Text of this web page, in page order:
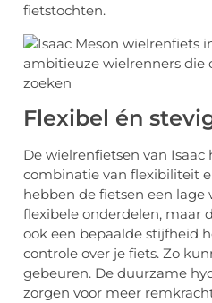
fietstochten.
Flexibel én
De wielrenfietsen van Isaac
combinatie van flexibiliteit
hebben de fietsen een lage
flexibele onderdelen, maar
ook een bepaalde stijfheid
controle over je fiets. Zo
gebeuren. De duurzame
zorgen voor meer